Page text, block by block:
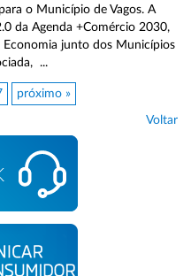
o Município de Vagos. A
da Agenda +Comércio 2030,
Economia junto dos Municípios
...
próximo »
Voltar